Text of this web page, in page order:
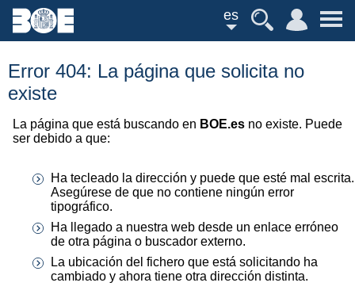
es
Error 404: La página que solicita no
existe
La página que está buscando en BOE.es no existe. Puede
ser debido a que:
Ha tecleado la dirección y puede que esté mal escrita.
Asegúrese de que no contiene ningún error
tipográfico.
Ha llegado a nuestra web desde un enlace erróneo
de otra página o buscador externo.
La ubicación del fichero que está solicitando ha
cambiado y ahora tiene otra dirección distinta.